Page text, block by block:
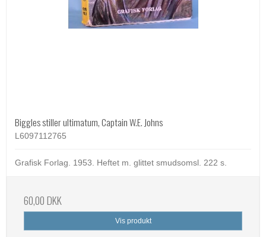
Biggles stiller ultimatum, Captain W.E. Johns
L6097112765
Grafisk Forlag. 1953. Heftet m. glittet smudsomsl. 222 s.
60,00 DKK
Vis produkt